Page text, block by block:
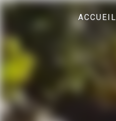
ACCUEIL
Panneau de gestion des cookies